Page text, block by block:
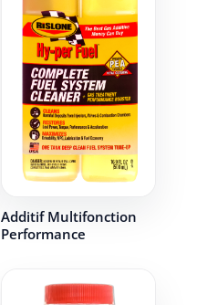
Additif Multifonction
Performance